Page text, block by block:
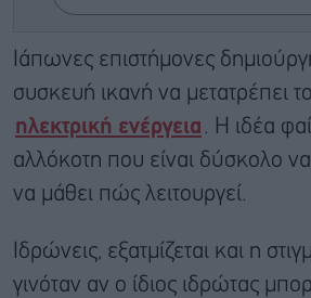
Ιάπωνες επιστήμονες
συσκευή ικανή να μετατρέπει
ηλεκτρική ενέργεια . Η ιδέα
αλλόκοτη που είναι δύσκολο
να μάθει πώς λειτουργεί.
Ιδρώνεις, εξατμίζεται και η
γινόταν αν ο ίδιος ιδρώτας